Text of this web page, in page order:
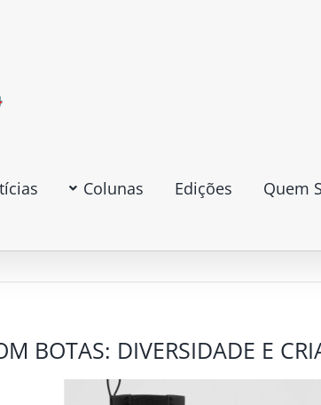
Colunas Edições Quem
BOTAS: DIVERSIDADE E